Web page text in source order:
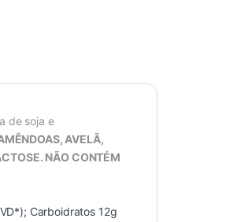
de soja e
AVELÃ,
NÃO CONTÉM
Carboidratos 12g